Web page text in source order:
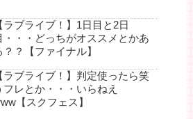
ラブライブ！】1日目と2日
・・・どっちがオススメとかあ
？？【ファイナル】
ラブライブ！】判定使ったら笑
フレとか・・・いらねえ
【スクフェス】